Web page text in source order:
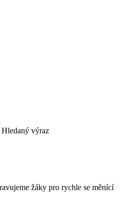
Hledaný výraz
žáky pro rychle se měnící